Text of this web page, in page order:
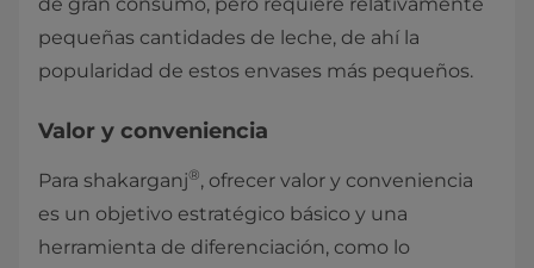
pequeñas cantidades de leche, de ahí la
popularidad de estos envases más pequeños.
Valor y conveniencia
Para shakarganj®, ofrecer valor y conveniencia
es un objetivo estratégico básico y una
herramienta de diferenciación, como lo